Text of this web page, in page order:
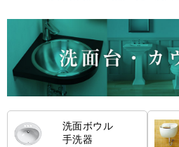
洗面ボウル
手洗器